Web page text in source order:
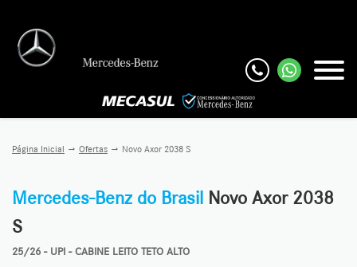
Página Inicial Ofertas Novo Axor 2038 S
Mercedes-Benz do Brasil Novo Axor 2038
S
25/26 - UPI - CABINE LEITO TETO ALTO